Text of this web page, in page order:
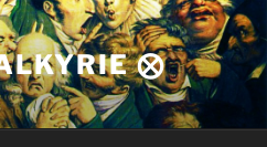
⨂